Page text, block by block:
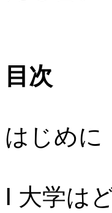
目次
はじめ
Ⅰ 大学は